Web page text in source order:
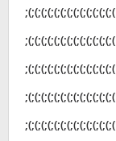
;(;(;(;(;(;(;(;(;(;(;(;(;(;(
;(;(;(;(;(;(;(;(;(;(;(;(;(;(
;(;(;(;(;(;(;(;(;(;(;(;(;(;(
;(;(;(;(;(;(;(;(;(;(;(;(;(;(
;(;(;(;(;(;(;(;(;(;(;(;(;(;(